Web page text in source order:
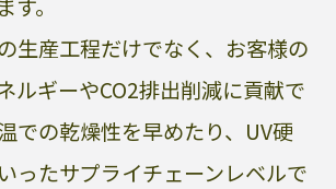
。
生産工程だけでなく、お客様の
ルギーやCO2排出削減に貢献で
での乾燥性を早めたり、UV硬
ったサプライチェーンレベルで